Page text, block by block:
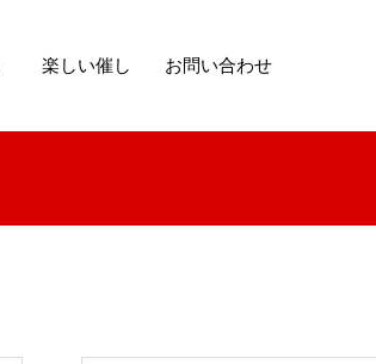
楽しい催し お問い合わせ